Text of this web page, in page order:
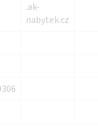
.ak-
nabytek.cz